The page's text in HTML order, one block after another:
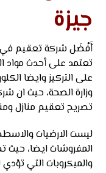
جيزة
أَفْضَل شركة تعقيم في
تعتمد على أحدث مواد
على التركيز وايضا
وزارة الصحة، حيث ان
تصريح تعقيم منازل
ليست الارضيات
المفروشات ايضا، حيث
والميكروبات التي